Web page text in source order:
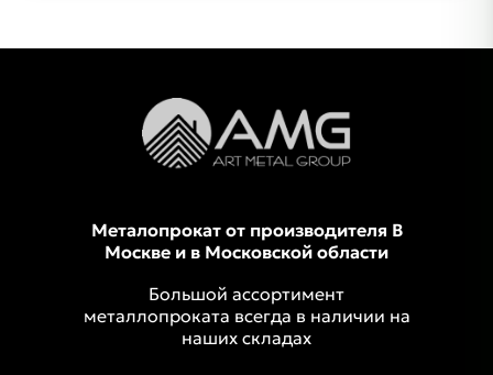
Металопрокат от производителя В
Москве и в Московской области
Большой ассортимент
металлопроката всегда в наличии на
наших складах